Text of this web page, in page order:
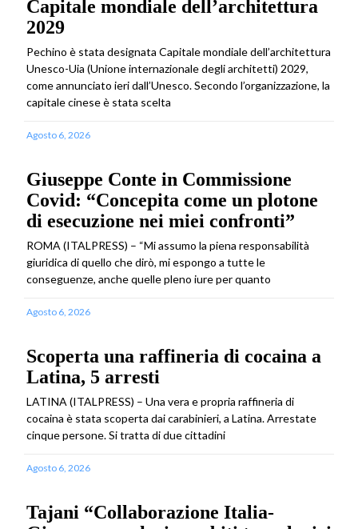
Capitale mondiale dell’architettura
2029
Pechino è stata designata Capitale mondiale dell’architettura
Unesco-Uia (Unione internazionale degli architetti) 2029,
come annunciato ieri dall’Unesco. Secondo l’organizzazione, la
capitale cinese è stata scelta
Agosto 6, 2026
Giuseppe Conte in Commissione
Covid: “Concepita come un plotone
di esecuzione nei miei confronti”
ROMA (ITALPRESS) – “Mi assumo la piena responsabilità
giuridica di quello che dirò, mi espongo a tutte le
conseguenze, anche quelle pleno iure per quanto
Agosto 6, 2026
Scoperta una raffineria di cocaina a
Latina, 5 arresti
LATINA (ITALPRESS) – Una vera e propria raffineria di
cocaina è stata scoperta dai carabinieri, a Latina. Arrestate
cinque persone. Si tratta di due cittadini
Agosto 6, 2026
Tajani “Collaborazione Italia-